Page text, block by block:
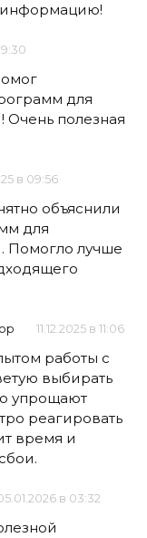
информацию!
для
Очень полезная
в 09:56
объяснили
для
Помогло лучше
11.12.2025 в 11:06
работы с
выбирать
упрощают
реагировать
время и
в 03:32